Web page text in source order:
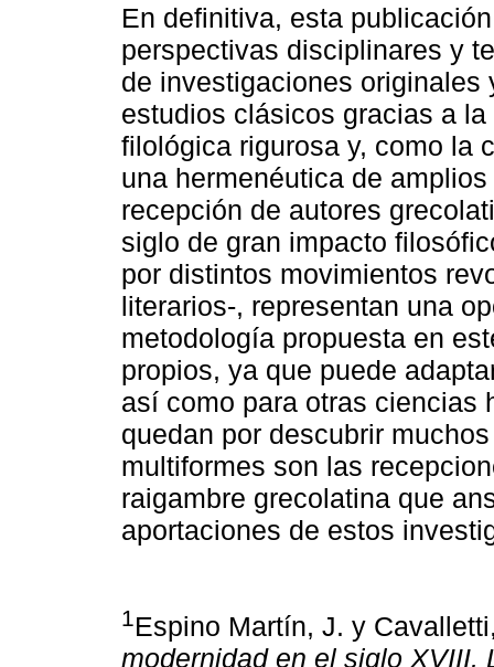
En definitiva, esta
perspectivas disciplinares y
de investigaciones
estudios clásicos gracias a
filológica rigurosa y, como la
una hermenéutica de
recepción de autores
siglo de gran impacto
por distintos movimientos
literarios-, representan una
metodología propuesta en
propios, ya que puede
así como para otras ciencias
quedan por descubrir
multiformes son las
raigambre grecolatina que
aportaciones de estos
1Espino Martín, J. y
modernidad en el siglo XVIII.